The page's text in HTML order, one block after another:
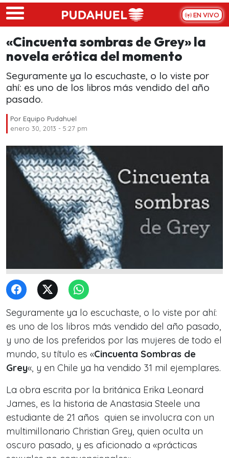
Skip to main content
EN VIVO
«Cincuenta sombras de Grey» la
novela erótica del momento
Seguramente ya lo escuchaste, o lo viste por
ahí: es uno de los libros más vendido del año
pasado.
Por Equipo Pudahuel
enero 30, 2013 - 5:27 pm
Seguramente ya lo escuchaste, o lo viste por ahí:
es uno de los libros más vendido del año pasado,
y uno de los preferidos por las mujeres de todo el
mundo, su título es «Cincuenta Sombras de
Grey«, y en Chile ya ha vendido 31 mil ejemplares.
La obra escrita por la británica Erika Leonard
James, es la historia de Anastasia Steele una
estudiante de 21 años quien se involucra con un
multimillonario Christian Grey, quien oculta un
oscuro pasado, y es aficionado a «prácticas